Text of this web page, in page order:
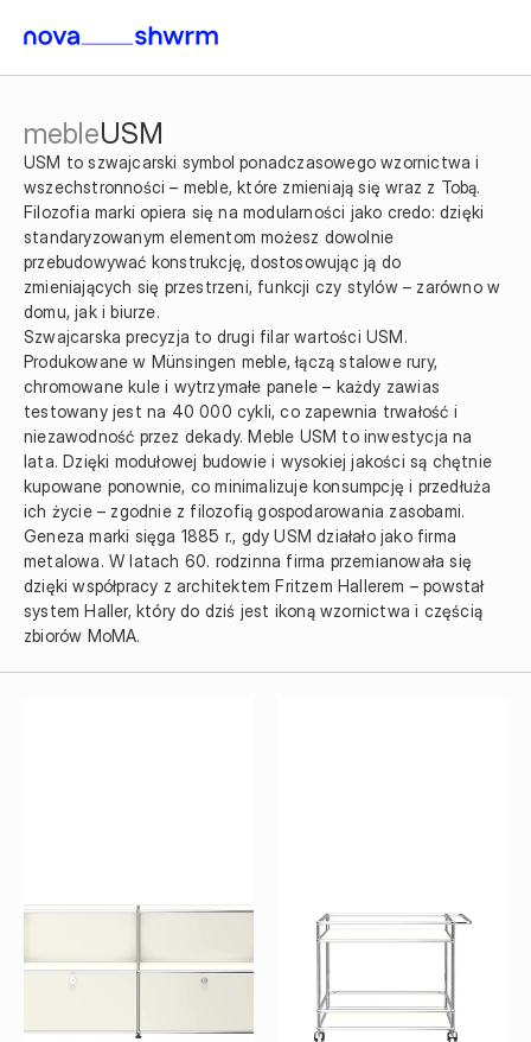
mebleUSM
USM to szwajcarski symbol ponadczasowego wzornictwa i
wszechstronności – meble, które zmieniają się wraz z Tobą.
Filozofia marki opiera się na modularności jako credo: dzięki
standaryzowanym elementom możesz dowolnie
przebudowywać konstrukcję, dostosowując ją do
zmieniających się przestrzeni, funkcji czy stylów – zarówno w
domu, jak i biurze.
Szwajcarska precyzja to drugi filar wartości USM.
Produkowane w Münsingen meble, łączą stalowe rury,
chromowane kule i wytrzymałe panele – każdy zawias
testowany jest na 40 000 cykli, co zapewnia trwałość i
niezawodność przez dekady. Meble USM to inwestycja na
lata. Dzięki modułowej budowie i wysokiej jakości są chętnie
kupowane ponownie, co minimalizuje konsumpcję i przedłuża
ich życie – zgodnie z filozofią gospodarowania zasobami.
Geneza marki sięga 1885 r., gdy USM działało jako firma
metalowa. W latach 60. rodzinna firma przemianowała się
dzięki współpracy z architektem Fritzem Hallerem – powstał
system Haller, który do dziś jest ikoną wzornictwa i częścią
zbiorów MoMA.